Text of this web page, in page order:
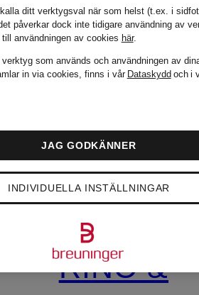
POMME
D'OR
ROSSI
RINO &
ditt verktygsval när som helst (t.ex. i
påverkar dock inte tidigare användning av
användningen av cookies här.
som används och användningen av
in via cookies, finns i vår Dataskyddoch i
INDIVIDUELLA INSTÄLLNINGAR
JAG GODKÄNNER